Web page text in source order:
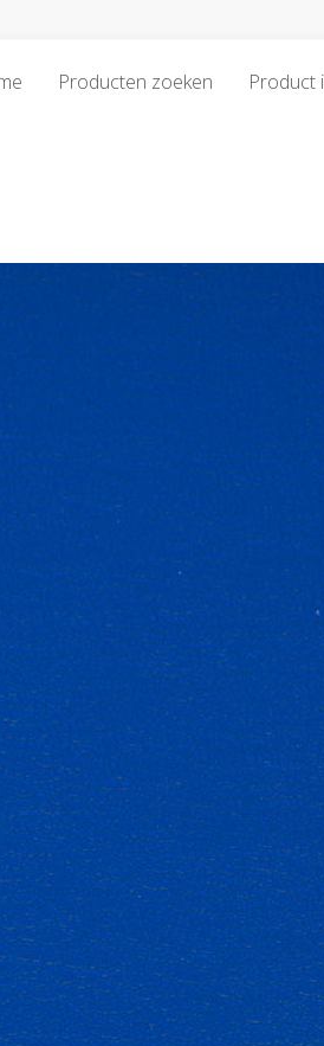
Producten zoeken Product